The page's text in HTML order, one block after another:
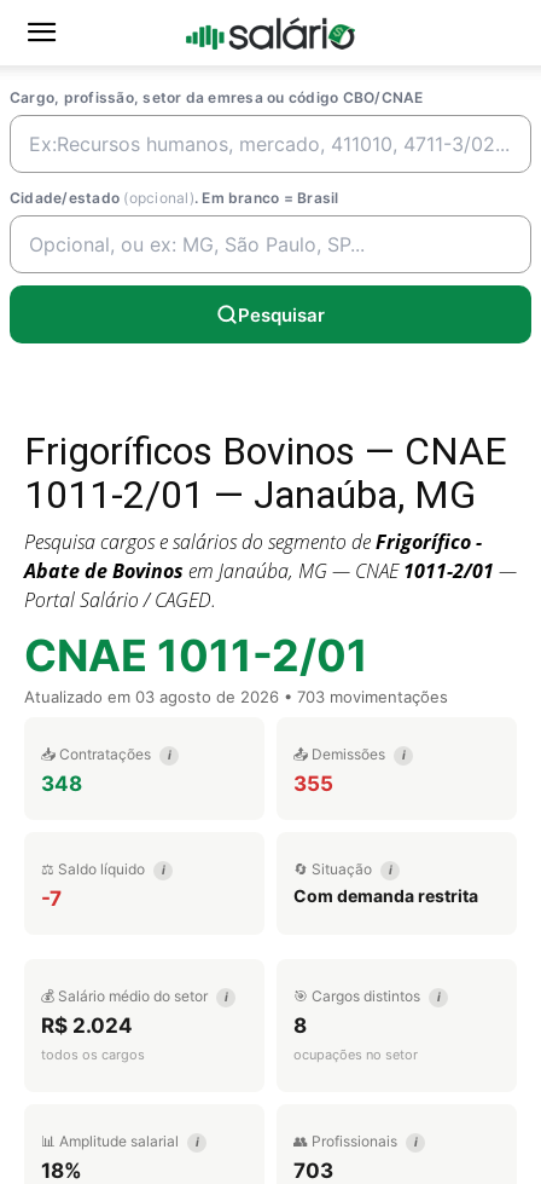
Cargo, profissão, setor da emresa ou código CBO/CNAE
Cidade/estado (opcional). Em branco = Brasil
Pesquisar
Frigoríficos Bovinos — CNAE
1011-2/01 — Janaúba, MG
Pesquisa cargos e salários do segmento deFrigorífico -
Abate de Bovinos em Janaúba, MG — CNAE1011-2/01 —
Portal Salário / CAGED.
CNAE 1011-2/01
Atualizado em 03 agosto de 2026 • 703 movimentações
📥 Contratações i
348
📤 Demissões i
355
⚖️ Saldo líquido i
-7
🔄 Situação i
Com demanda restrita
💰 Salário médio do setor i
R$ 2.024
todos os cargos
🎯 Cargos distintos i
8
ocupações no setor
📊 Amplitude salarial i
18%
👥 Profissionais i
703